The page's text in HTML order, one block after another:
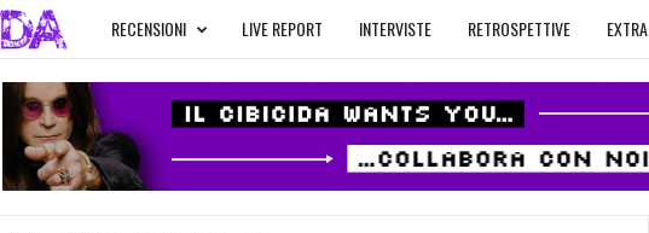
l
C
RECENSIONI LIVE REPORT INTERVISTE RETROSPETTIVE EXTRA